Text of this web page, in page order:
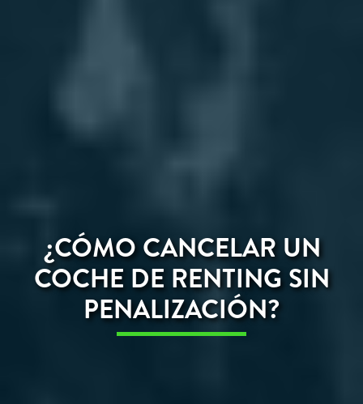
¿CÓMO CANCELAR UN
COCHE DE RENTING SIN
PENALIZACIÓN?